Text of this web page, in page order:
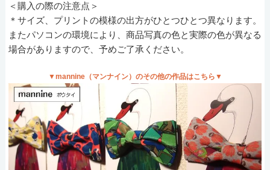
＜購入の際の注意点＞
＊サイズ、プリントの模様の出方がひとつひとつ異なります。
またパソコンの環境により、商品写真の色と実際の色が異なる
場合がありますので、予めご了承ください。
▼mannine（マンナイン）のその他の作品はこちら▼